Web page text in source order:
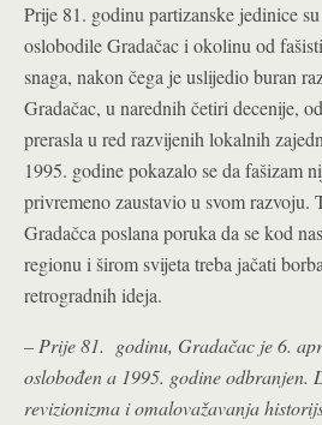
Prije 81. godinu partizanske jedinice
oslobodile Gradačac i okolinu od
snaga, nakon čega je uslijedio buran
Gradačac, u narednih četiri decenije,
prerasla u red razvijenih lokalnih
1995. godine pokazalo se da fašizam
privremeno zaustavio u svom razvoju.
Gradačca poslana poruka da se kod
regionu i širom svijeta treba jačati
retrogradnih ideja.
–Prije 81. godinu, Gradačac je 6.
oslobođen a 1995. godine odbranjen.
revizionizma i omalovažavanja